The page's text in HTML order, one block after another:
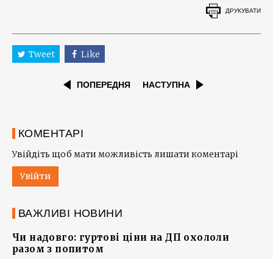
ДРУКУВАТИ
Tweet Like
ПОПЕРЕДНЯ НАСТУПНА
КОМЕНТАРІ
Увійдіть щоб мати можливість лишати коментарі
Увійти
ВАЖЛИВІ НОВИНИ
Чи надовго: гуртові ціни на ДП охололи
разом з попитом